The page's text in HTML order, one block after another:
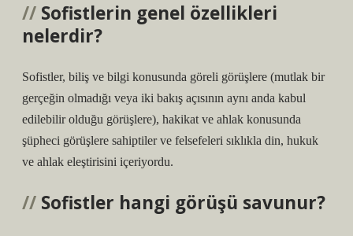
Sofistlerin genel özellikleri
nelerdir?
Sofistler, biliş ve bilgi konusunda göreli görüşlere (mutlak bir
gerçeğin olmadığı veya iki bakış açısının aynı anda kabul
edilebilir olduğu görüşlere), hakikat ve ahlak konusunda
şüpheci görüşlere sahiptiler ve felsefeleri sıklıkla din, hukuk
ve ahlak eleştirisini içeriyordu.
Sofistler hangi görüşü savunur?